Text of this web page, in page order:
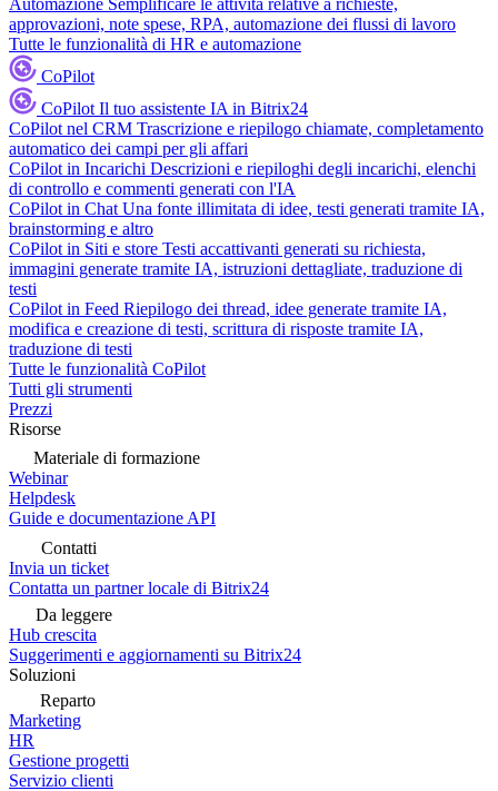
Automazione Semplificare le attività relative a richieste,
approvazioni, note spese, RPA, automazione dei flussi di lavoro
Tutte le funzionalità di HR e automazione
CoPilot
CoPilot Il tuo assistente IA in Bitrix24
CoPilot nel CRM Trascrizione e riepilogo chiamate, completamento
automatico dei campi per gli affari
CoPilot in Incarichi Descrizioni e riepiloghi degli incarichi, elenchi
di controllo e commenti generati con l'IA
CoPilot in Chat Una fonte illimitata di idee, testi generati tramite IA,
brainstorming e altro
CoPilot in Siti e store Testi accattivanti generati su richiesta,
immagini generate tramite IA, istruzioni dettagliate, traduzione di
testi
CoPilot in Feed Riepilogo dei thread, idee generate tramite IA,
modifica e creazione di testi, scrittura di risposte tramite IA,
traduzione di testi
Tutte le funzionalità CoPilot
Tutti gli strumenti
Prezzi
Risorse
Materiale di formazione
Webinar
Helpdesk
Guide e documentazione API
Contatti
Invia un ticket
Contatta un partner locale di Bitrix24
Da leggere
Hub crescita
Suggerimenti e aggiornamenti su Bitrix24
Soluzioni
Reparto
Marketing
HR
Gestione progetti
Servizio clienti